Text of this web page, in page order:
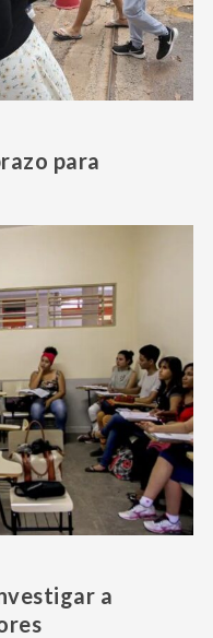
para
a